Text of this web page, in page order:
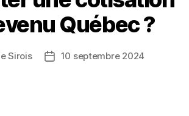
Québec ?
Sirois
Date10 septembre 2024